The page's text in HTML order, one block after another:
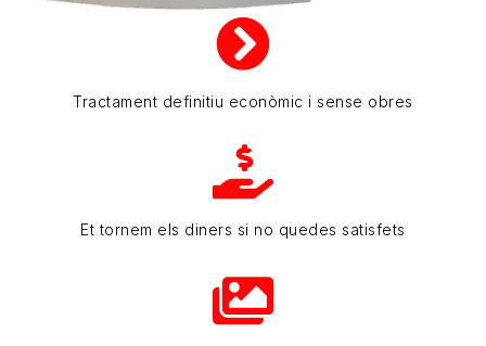
Tractament definitiu econòmic i sense obres
Et tornem els diners si no quedes satisfets